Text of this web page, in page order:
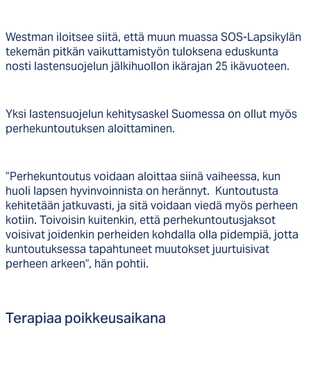
Westman iloitsee siitä, että muun muassa SOS-Lapsikylän
tekemän pitkän vaikuttamistyön tuloksena eduskunta
nosti lastensuojelun jälkihuollon ikärajan 25 ikävuoteen.
Yksi lastensuojelun kehitysaskel Suomessa on ollut myös
perhekuntoutuksen aloittaminen.
”Perhekuntoutus voidaan aloittaa siinä vaiheessa, kun
huoli lapsen hyvinvoinnista on herännyt. Kuntoutusta
kehitetään jatkuvasti, ja sitä voidaan viedä myös perheen
kotiin. Toivoisin kuitenkin, että perhekuntoutusjaksot
voisivat joidenkin perheiden kohdalla olla pidempiä, jotta
kuntoutuksessa tapahtuneet muutokset juurtuisivat
perheen arkeen”, hän pohtii.
Te­ra­piaa poik­keu­sai­ka­na